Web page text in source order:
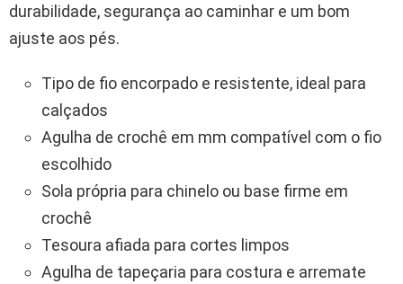
durabilidade, segurança ao caminhar e um bom
ajuste aos pés.
Tipo de fio encorpado e resistente, ideal para
calçados
Agulha de crochê em mm compatível com o fio
escolhido
Sola própria para chinelo ou base firme em
crochê
Tesoura afiada para cortes limpos
Agulha de tapeçaria para costura e arremate